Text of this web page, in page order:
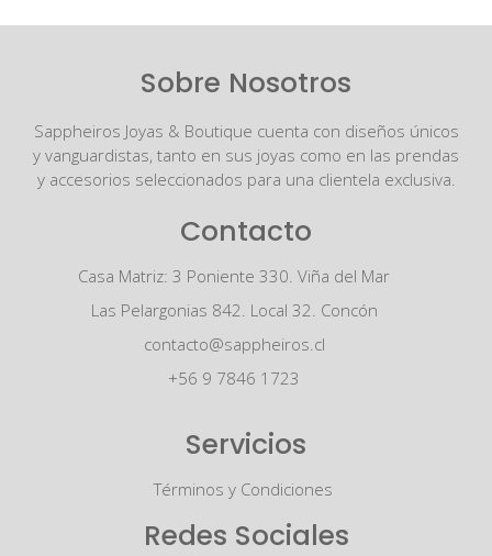
Sobre Nosotros
Sappheiros Joyas & Boutique cuenta con diseños únicos
y vanguardistas, tanto en sus joyas como en las prendas
y accesorios seleccionados para una clientela exclusiva.
Contacto
Casa Matriz: 3 Poniente 330. Viña del Mar
Las Pelargonias 842. Local 32. Concón
contacto@sappheiros.cl
+56 9 7846 1723
Servicios
Términos y Condiciones
Redes Sociales